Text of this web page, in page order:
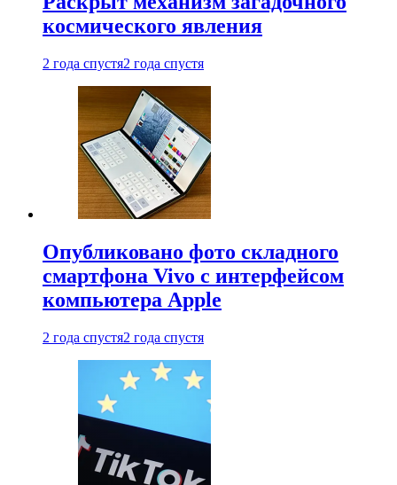
космического явления
2 года спустя2 года спустя
Опубликовано фото складного
смартфона Vivo с интерфейсом
компьютера Apple
2 года спустя2 года спустя